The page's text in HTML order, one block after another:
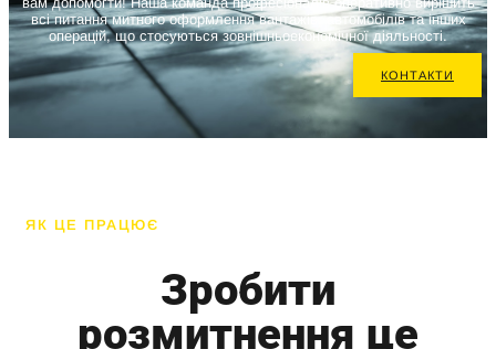
всі питання митного оформлення вантажів, автомобілів та інших
операцій, що стосуються зовнішньоекономічної діяльності.
КОНТАКТИ
ЯК ЦЕ ПРАЦЮЄ
Зробити
розмитнення це